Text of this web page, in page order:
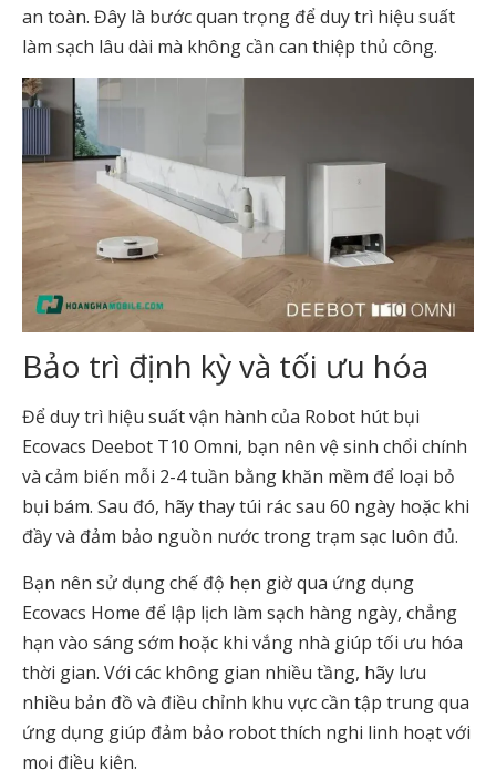
an toàn. Đây là bước quan trọng để duy trì hiệu suất
làm sạch lâu dài mà không cần can thiệp thủ công.
Bảo trì định kỳ và tối ưu hóa
Để duy trì hiệu suất vận hành của Robot hút bụi
Ecovacs Deebot T10 Omni, bạn nên vệ sinh chổi chính
và cảm biến mỗi 2-4 tuần bằng khăn mềm để loại bỏ
bụi bám. Sau đó, hãy thay túi rác sau 60 ngày hoặc khi
đầy và đảm bảo nguồn nước trong trạm sạc luôn đủ.
Bạn nên sử dụng chế độ hẹn giờ qua ứng dụng
Ecovacs Home để lập lịch làm sạch hàng ngày, chẳng
hạn vào sáng sớm hoặc khi vắng nhà giúp tối ưu hóa
thời gian. Với các không gian nhiều tầng, hãy lưu
nhiều bản đồ và điều chỉnh khu vực cần tập trung qua
ứng dụng giúp đảm bảo robot thích nghi linh hoạt với
mọi điều kiện.